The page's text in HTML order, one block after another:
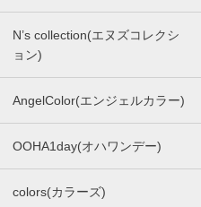
N’s collection(エヌズコレクシ
ョン)
AngelColor(エンジェルカラー)
OOHA1day(オハワンデー)
colors(カラーズ)